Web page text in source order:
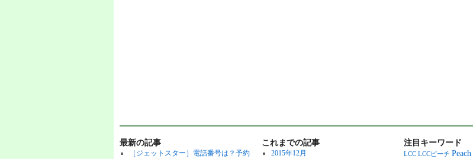
最新の記事
［ジェットスター］電話番号は？予約
これまでの記事
2015年12月
注目キーワード
LCC LCCピーチ Peach